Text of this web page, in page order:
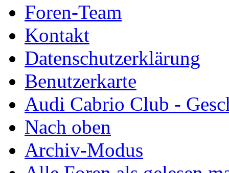
Foren-Team
Kontakt
Datenschutzerklärung
Benutzerkarte
Audi Cabrio Club -
Nach oben
Archiv-Modus